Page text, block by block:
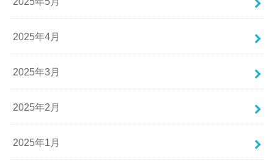
2025年4月
2025年3月
2025年2月
2025年1月